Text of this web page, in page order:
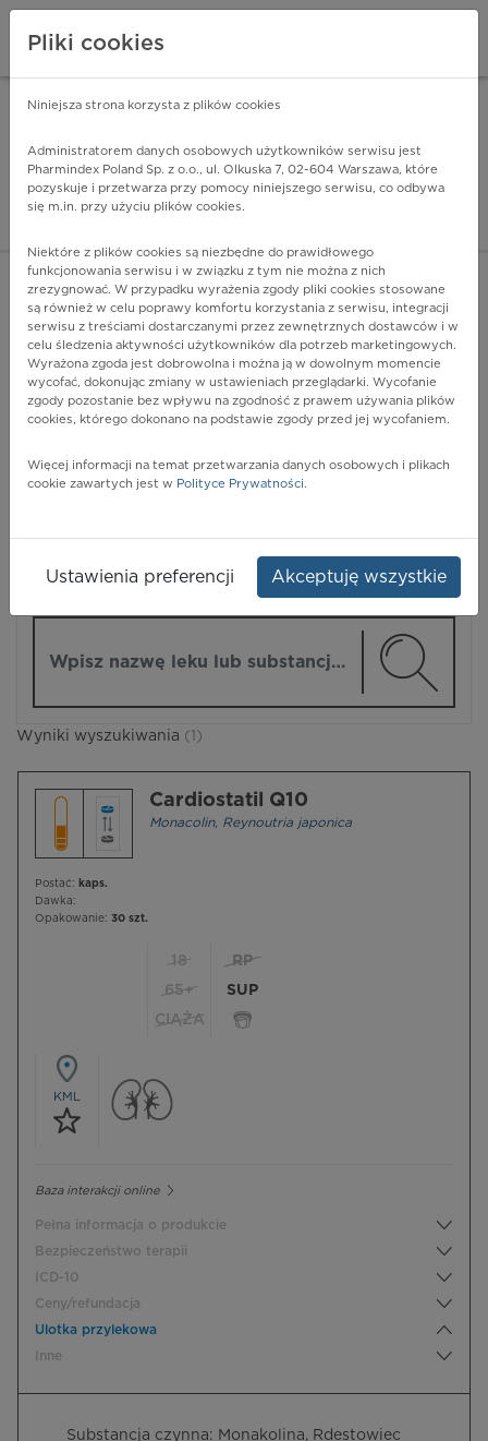
Pharmindex - lider
ZALOGUJ SIĘ
POKAŻ FILTRY
Pharmindex
Wyniki wyszukiwania (1)
Cardiostatil Q10
Monacolin, Reynoutria japonica
Postać: kaps.
Dawka:
Opakowanie: 30 szt.
18
65+
CIĄŻA
RP
SUP
KML
Baza interakcji online
Pełna informacja o produkcie
Bezpieczeństwo terapii
ICD-10
Ceny/refundacja
Ulotka przylekowa
Inne
Substancja czynna: Monakolina, Rdestowiec
Pliki cookies
Niniejsza strona korzysta z plików cookies
Administratorem danych osobowych użytkowników serwisu jest
Pharmindex Poland Sp. z o.o., ul. Olkuska 7, 02-604 Warszawa, które
pozyskuje i przetwarza przy pomocy niniejszego serwisu, co odbywa
się m.in. przy użyciu plików cookies.
Niektóre z plików cookies są niezbędne do prawidłowego
funkcjonowania serwisu i w związku z tym nie można z nich
zrezygnować. W przypadku wyrażenia zgody pliki cookies stosowane
są również w celu poprawy komfortu korzystania z serwisu, integracji
serwisu z treściami dostarczanymi przez zewnętrznych dostawców i w
celu śledzenia aktywności użytkowników dla potrzeb marketingowych.
Wyrażona zgoda jest dobrowolna i można ją w dowolnym momencie
wycofać, dokonując zmiany w ustawieniach przeglądarki. Wycofanie
zgody pozostanie bez wpływu na zgodność z prawem używania plików
cookies, którego dokonano na podstawie zgody przed jej wycofaniem.
Więcej informacji na temat przetwarzania danych osobowych i plikach
cookie zawartych jest w Polityce Prywatności.
Ustawienia preferencji Akceptuję wszystkie
ZA DARMO - w Google Play INSTALUJ